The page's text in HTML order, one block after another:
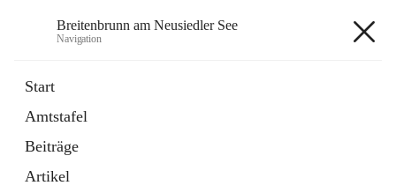
Breitenbrunn am Neusiedler See
Navigation
Start
Amtstafel
Beiträge
Artikel
18 Schnellzugriffe
Gemeindeservice